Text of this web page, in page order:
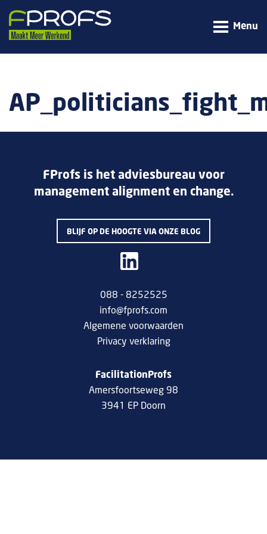
Menu
FProfs is het adviesbureau voor
management alignment en change.
BLIJF OP DE HOOGTE VIA ONZE BLOG
088 - 8252525
info@fprofs.com
Algemene voorwaarden
Privacy verklaring
FacilitationProfs
Amersfoortseweg 98
3941 EP Doorn